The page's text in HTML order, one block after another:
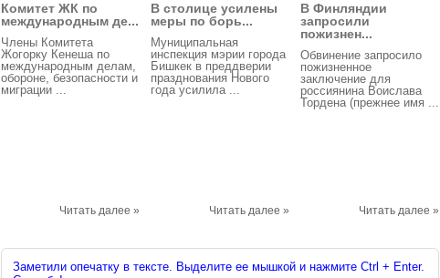
Комитет ЖК по
международным де...
Члены Комитета
Жогорку Кенеша по
международным делам,
обороне, безопасности и
миграции ...
Читать далее »
В столице усилены
меры по борь...
Муниципальная
инспекция мэрии города
Бишкек в преддверии
празднования Нового
года усилила ...
Читать далее »
В Финляндии
запросили
пожизнен...
Обвинение запросило
пожизненное
заключение для
россиянина Воислава
Тордена (прежнее имя ...
Читать далее »
Заметили опечатку в тексте. Выделите ее мышкой и нажмите Ctrl + Enter.